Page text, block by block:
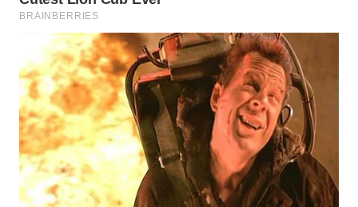
DANAU
TOBA
WN
NIAS
WN
LANGKAT